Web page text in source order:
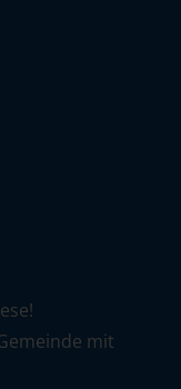
mit